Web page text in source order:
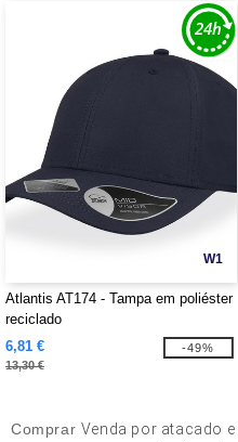
W1
Atlantis AT174 - Tampa em poliéster
reciclado
6,81 €
13,30 €
-49%
Comprar Venda por atacado